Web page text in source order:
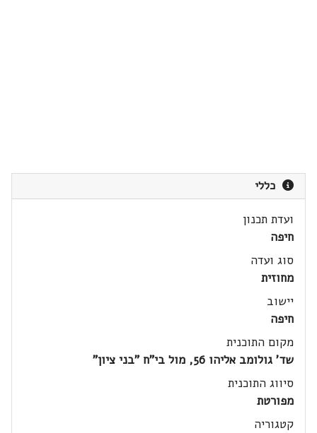
כללי
ועדת תכנון
חיפה
סוג ועדה
מחוזית
יישוב
חיפה
מקום התוכנית
שד' גולומב אליהו 56, מול בי"ח "בני ציון"
סיווג התוכנית
מפורטת
קטגוריה